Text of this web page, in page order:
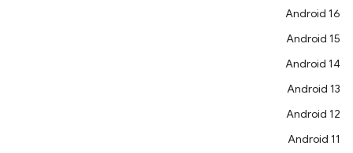
Android 16
Android 15
Android 14
Android 13
Android 12
Android 11